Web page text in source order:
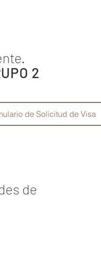
2
de
de Solicitud de Visa